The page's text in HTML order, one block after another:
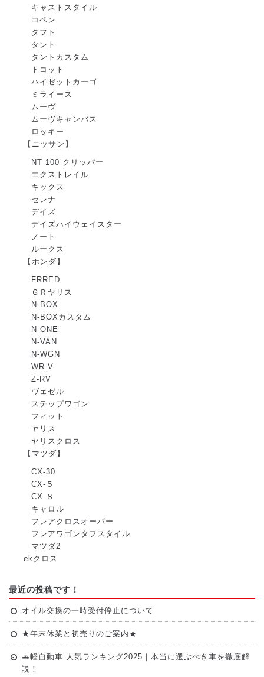
キャストスタイル
コペン
タフト
タント
タントカスタム
トコット
ハイゼットカーゴ
ミライース
ムーヴ
ムーヴキャンバス
ロッキー
【ニッサン】
NT 100 クリッパー
エクストレイル
キックス
セレナ
デイズ
デイズハイウェイスター
ノート
ルークス
【ホンダ】
FRRED
ＧＲヤリス
N-BOX
N-BOXカスタム
N-ONE
N-VAN
N-WGN
WR-V
Z-RV
ヴェゼル
ステップワゴン
フィット
ヤリス
ヤリスクロス
【マツダ】
CX-30
CX-５
CX-８
キャロル
フレアクロスオーバー
フレアワゴンタフスタイル
マツダ2
ekクロス
最近の投稿です！
オイル交換の一時受付停止について
★年末休業と初売りのご案内★
🚗軽自動車 人気ランキング2025｜本当に選ぶべき車を徹底解
説！